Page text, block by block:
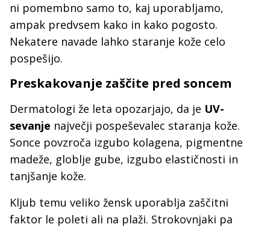
ni pomembno samo to, kaj uporabljamo,
ampak predvsem kako in kako pogosto.
Nekatere navade lahko staranje kože celo
pospešijo.
Preskakovanje zaščite pred soncem
Dermatologi že leta opozarjajo, da je UV-
sevanje največji pospeševalec staranja kože.
Sonce povzroča izgubo kolagena, pigmentne
madeže, globlje gube, izgubo elastičnosti in
tanjšanje kože.
Kljub temu veliko žensk uporablja zaščitni
faktor le poleti ali na plaži. Strokovnjaki pa